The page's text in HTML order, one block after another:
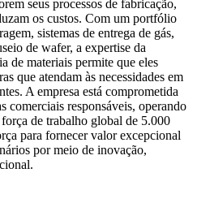
seus processos de fabricação,
os custos. Com um portfólio
sistemas de entrega de gás,
de wafer, a expertise da
de materiais permite que eles
que atendam às necessidades em
A empresa está comprometida
comerciais responsáveis, operando
de trabalho global de 5.000
para fornecer valor excepcional
por meio de inovação,